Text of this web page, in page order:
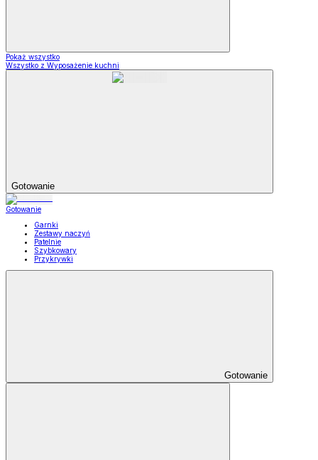
Pokaż wszystko
Wszystko z Wyposażenie kuchni
Gotowanie
Gotowanie
Garnki
Zestawy naczyń
Patelnie
Szybkowary
Przykrywki
Gotowanie